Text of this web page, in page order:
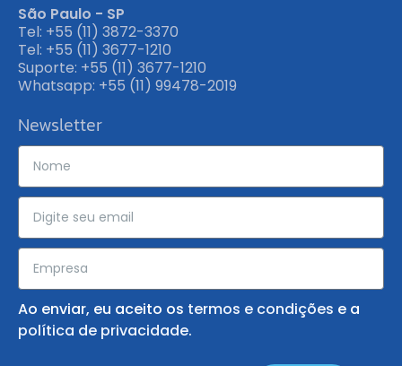
São Paulo - SP
Tel: +55 (11) 3872-3370
Tel: +55 (11) 3677-1210
Suporte: +55 (11) 3677-1210
Whatsapp: +55 (11) 99478-2019
Newsletter
Ao enviar, eu aceito os termos e condições e a
política de privacidade.